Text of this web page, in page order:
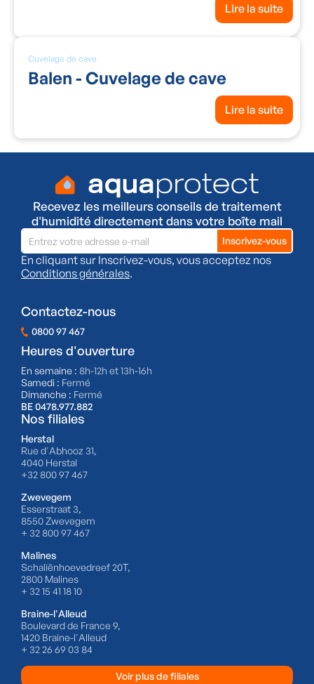
Lire la suite
Cuvelage de cave
Balen - Cuvelage de cave
Lire la suite
Recevez les meilleurs conseils de traitement
d'humidité directement dans votre boîte mail
En cliquant sur Inscrivez-vous, vous acceptez nos
Conditions générales.
Contactez-nous
0800 97 467
Heures d'ouverture
En semaine : 8h-12h et 13h-16h
Samedi : Fermé
Dimanche : Fermé
BE 0478.977.882
Nos filiales
Herstal
Rue d'Abhooz 31,
4040 Herstal
+32 800 97 467
Zwevegem
Esserstraat 3,
8550 Zwevegem
+ 32 800 97 467
Malines
Schaliënhoevedreef 20T,
2800 Malines
+ 32 15 41 18 10
Braine-l'Alleud
Boulevard de France 9,
1420 Braine-l'Alleud
+ 32 26 69 03 84
Voir plus de filiales